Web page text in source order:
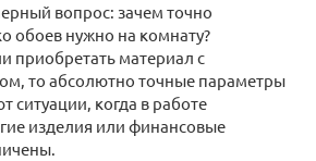
вопрос: зачем точно
обоев нужно на комнату?
приобретать материал с
то абсолютно точные параметры
ситуации, когда в работе
изделия или финансовые